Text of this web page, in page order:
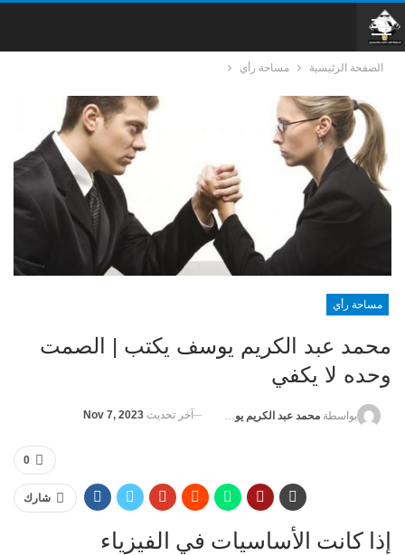
الصفحة الرئيسية مساحة رأي
مساحة رأي
محمد عبد الكريم يوسف يكتب | الصمت
وحده لا يكفي
بواسطة محمد عبد الكريم يوسف آخر تحديث Nov 7, 2023
0
شارك
إذا كانت الأساسيات في الفيزياء